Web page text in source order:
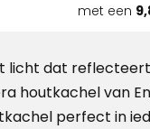
met een
licht dat
houtkachel van
perfect in